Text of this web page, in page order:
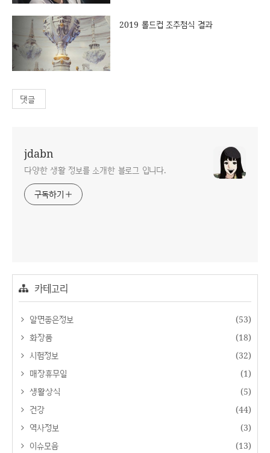
2019 롤드컵 조추첨식 결과
댓글
jdabn
다양한 생활 정보를 소개한 블로그 입니다.
구독하기
카테고리
알면좋은정보
(53)
화장품
(18)
시험정보
(32)
매장휴무일
(1)
생활상식
(5)
건강
(44)
역사정보
(3)
이슈모음
(13)